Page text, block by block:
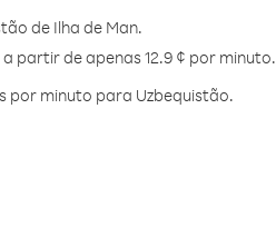
de Ilha de Man.
partir de apenas 12.9 ¢ por minuto.
por minuto para Uzbequistão.